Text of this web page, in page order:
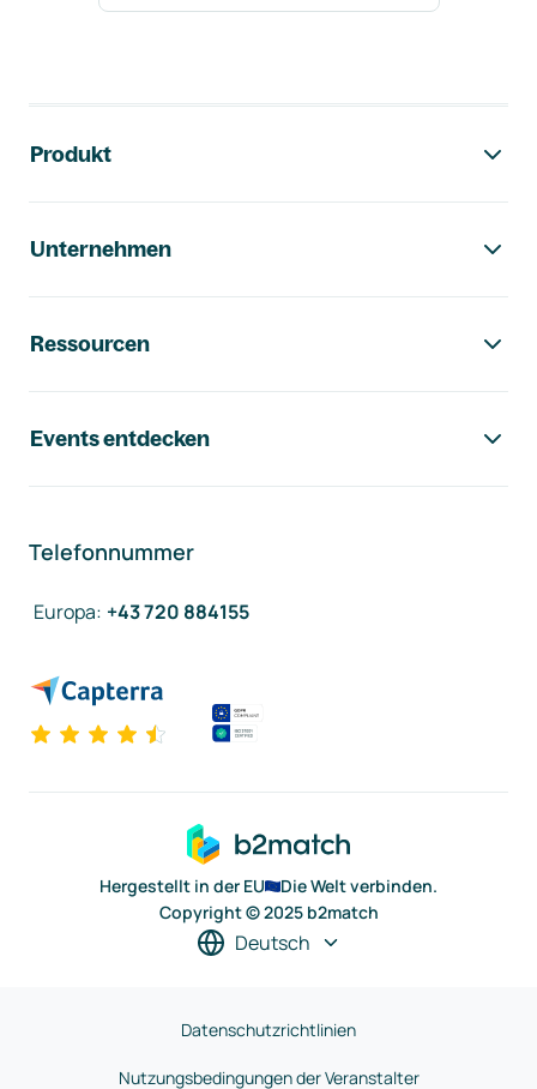
Produkt
Unternehmen
Ressourcen
Events entdecken
Telefonnummer
Europa: +43 720 884155
Hergestellt in der EU
Die Welt verbinden.
Copyright © 2025 b2match
Deutsch
Datenschutzrichtlinien
Nutzungsbedingungen der Veranstalter